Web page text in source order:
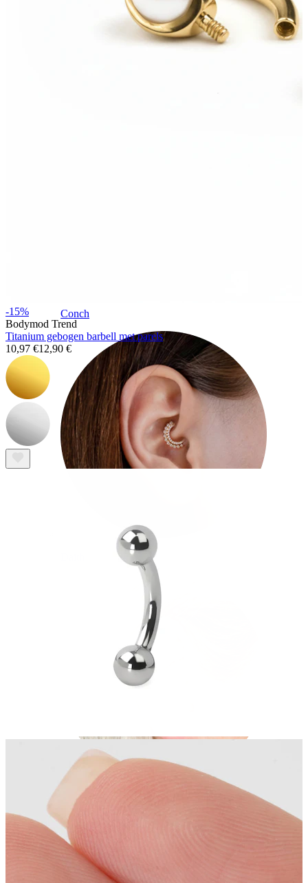
Conch
Industrial
-15%
Bodymod Trend
Titanium gebogen barbell met parels
10,97 €12,90 €